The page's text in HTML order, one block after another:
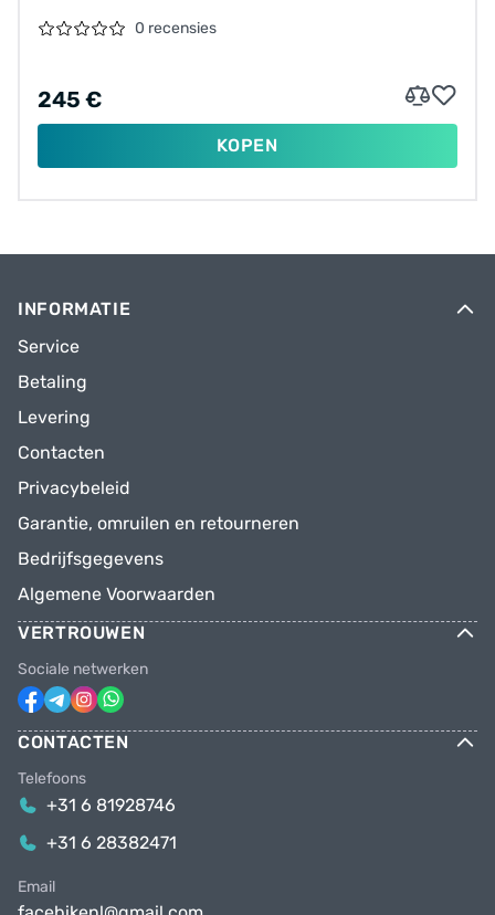
0 recensies
245 €
KOPEN
INFORMATIE
Service
Betaling
Levering
Contacten
Privacybeleid
Garantie, omruilen en retourneren
Bedrijfsgegevens
Algemene Voorwaarden
VERTROUWEN
Sociale netwerken
CONTACTEN
Telefoons
+31 6 81928746
+31 6 28382471
Email